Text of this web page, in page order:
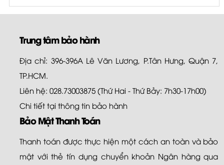
Trung tâm bảo hành
Địa chỉ: 396-396A Lê Văn Lương, P.Tân Hưng, Quận 7,
TP.HCM.
Liên hệ: 028.73003875 (Thứ Hai - Thứ Bảy: 7h30-17h00)
Chi tiết tại thông tin bảo hành
Bảo Mật Thanh Toán
Thanh toán được thực hiện một cách an toàn và bảo
mật với thẻ tín dụng chuyển khoản Ngân hàng qua